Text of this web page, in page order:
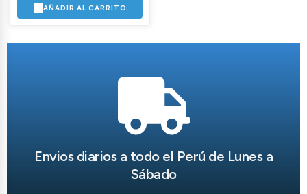
Envios diarios a todo el Perú de Lunes a
Sábado
AÑADIR AL CARRITO